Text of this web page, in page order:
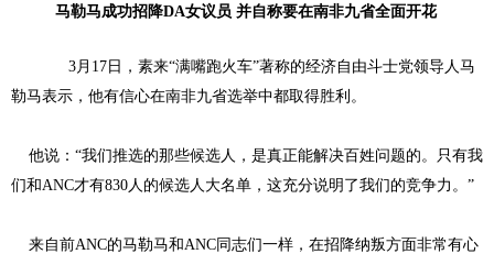
马勒马成功招降DA女议员 并自称要在南非九省全面开花
3月17日，素来“满嘴跑火车”著称的经济自由斗士党领导人马
勒马表示，他有信心在南非九省选举中都取得胜利。
他说：“我们推选的那些候选人，是真正能解决百姓问题的。只有我
们和ANC才有830人的候选人大名单，这充分说明了我们的竞争力。”
来自前ANC的马勒马和ANC同志们一样，在招降纳叛方面非常有心